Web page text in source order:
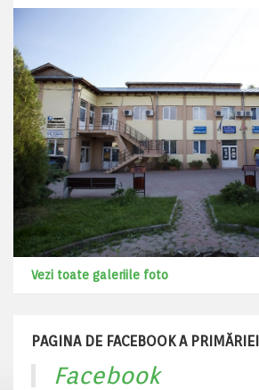
Vezi toate galeriile foto
PAGINA DE FACEBOOK A PRIMĂRIEI
Facebook